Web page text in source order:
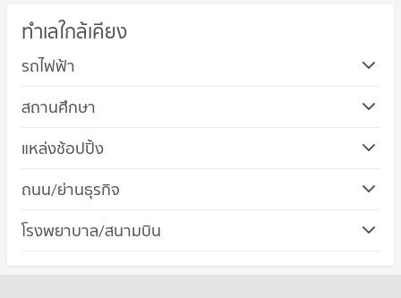
ทำเลใกล้เคียง
รถไฟฟ้า
สถานศึกษา
คอนโด วิทยาลัยพยาบาลบรมราชชนนีศรีธัญญา
คอนโดให้เช่า วิทยาลัยพยาบาลบรมราชชนนีศรีธัญญา
ขายคอนโด วิทยาลัยพยาบาลบรมราชชนนีศรีธัญญา
แหล่งช้อปปิ้ง
คอนโด เดอะ มอลล์ งามวงศ์วาน
คอนโดให้เช่า เดอะ มอลล์ งามวงศ์วาน
ถนน/ย่านธุรกิจ
คอนโด เมืองนนทบุรี นนทบุรี
คอนโดให้เช่า เมืองนนทบุรี นนทบุรี
โรงพยาบาล/สนามบิน
คอนโด รพ.ศรีธัญญา